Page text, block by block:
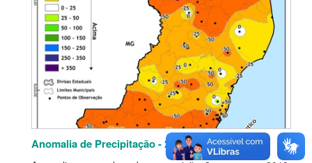
Anomalia de Precipitação - 2018